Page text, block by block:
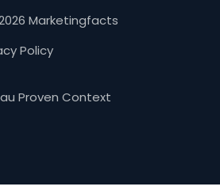
Marketingfacts
Policy
Proven Context